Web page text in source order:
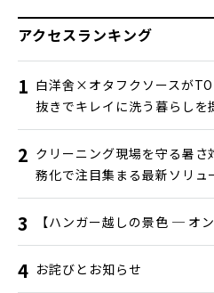
アクセスランキング
白洋舍×オタフクソースが
抜きでキレイに洗う暮らしを
クリーニング現場を守る暑
務化で注目集まる最新ソリュ
【ハンガー越しの景色 ─ オ
お詫びとお知らせ